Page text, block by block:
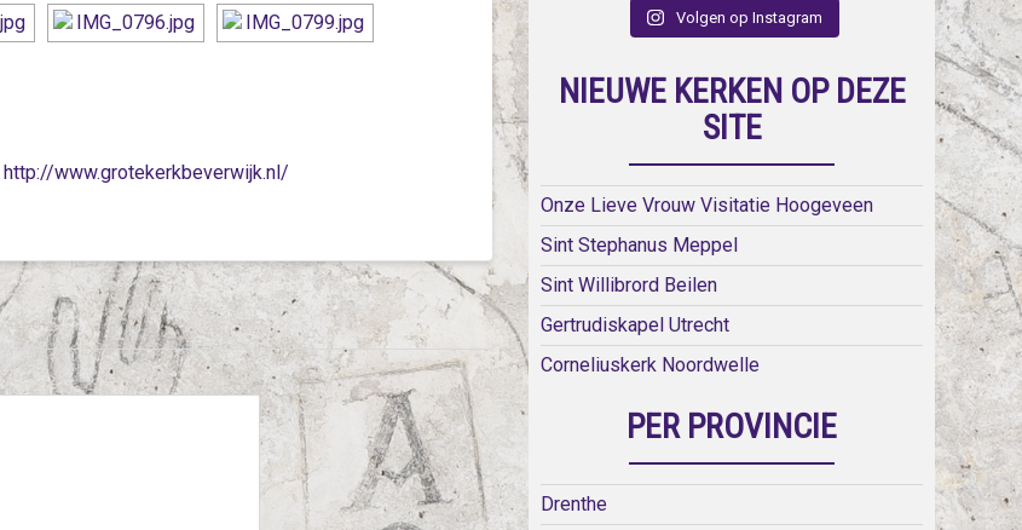
http://www.grotekerkbeverwijk.nl/
Volgen op Instagram
NIEUWE KERKEN OP DEZE
SITE
Onze Lieve Vrouw Visitatie Hoogeveen
Sint Stephanus Meppel
Sint Willibrord Beilen
Gertrudiskapel Utrecht
Corneliuskerk Noordwelle
PER PROVINCIE
Drenthe